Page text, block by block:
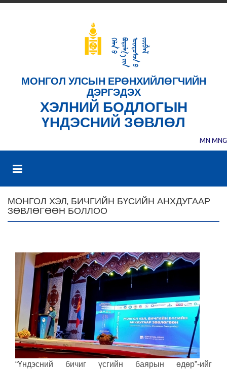
МОНГОЛ УЛСЫН ЕРӨНХИЙЛӨГЧИЙН
ДЭРГЭДЭХ
ХЭЛНИЙ БОДЛОГЫН
ҮНДЭСНИЙ ЗӨВЛӨЛ
MN MNG
МОНГОЛ ХЭЛ, БИЧГИЙН БҮСИЙН АНХДУГААР
ЗӨВЛӨГӨӨН БОЛЛОО
“Үндэсний бичиг үсгийн баярын өдөр”-ийг